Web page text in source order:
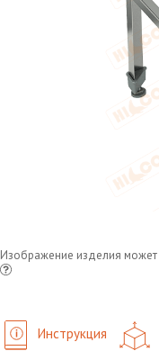
Изображение изделия может
Инструкция